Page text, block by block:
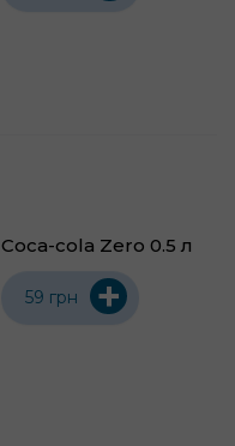
Coca-cola Zero 0.5 л
59 грн +